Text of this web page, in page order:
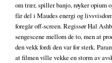
om trær, spiller banjo, røyker opium
får del i Maudes energi og
foregår off-screen. Regissør Hal
sengescene mellom de to, men at
den vekk fordi den var for sterk.
at filmen ville vekke en storm av